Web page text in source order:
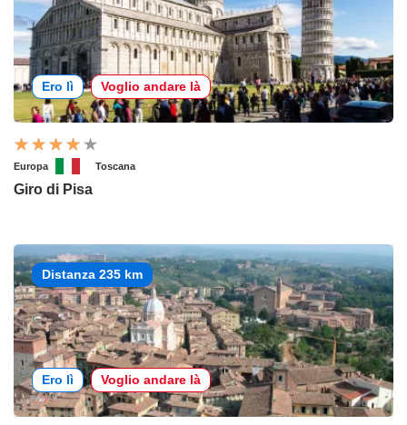
Ero lì Voglio andare là
Europa Toscana
Giro di Pisa
Distanza 235 km
Ero lì Voglio andare là